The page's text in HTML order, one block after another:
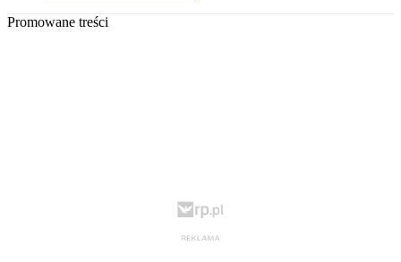
Promowane treści